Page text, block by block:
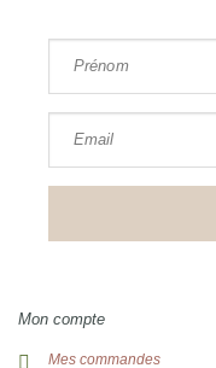
Mon compte
Mes commandes
Prénom
Email